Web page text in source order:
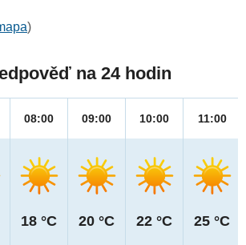
)
na 24 hodin
08:00
18 °C
09:00
20 °C
10:00
22 °C
11:00
25 °C